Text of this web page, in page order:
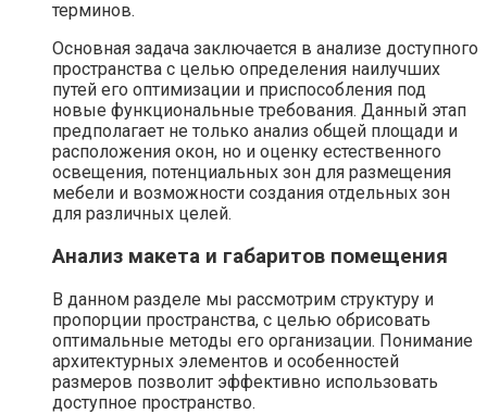
терминов.
Основная задача заключается в анализе доступного
пространства с целью определения наилучших
путей его оптимизации и приспособления под
новые функциональные требования. Данный этап
предполагает не только анализ общей площади и
расположения окон, но и оценку естественного
освещения, потенциальных зон для размещения
мебели и возможности создания отдельных зон
для различных целей.
Анализ макета и габаритов помещения
В данном разделе мы рассмотрим структуру и
пропорции пространства, с целью обрисовать
оптимальные методы его организации. Понимание
архитектурных элементов и особенностей
размеров позволит эффективно использовать
доступное пространство.